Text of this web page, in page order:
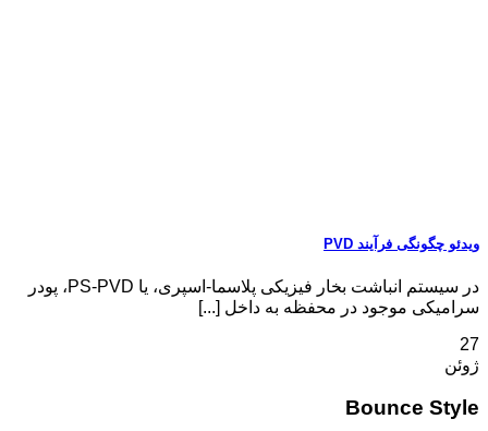
ویدئو چگونگی فرآیند PVD
در سیستم انباشت بخار فیزیکی پلاسما-اسپری، یا PS-PVD، پودر
سرامیکی موجود در محفظه به داخل [...]
27
ژوئن
Bounce Style